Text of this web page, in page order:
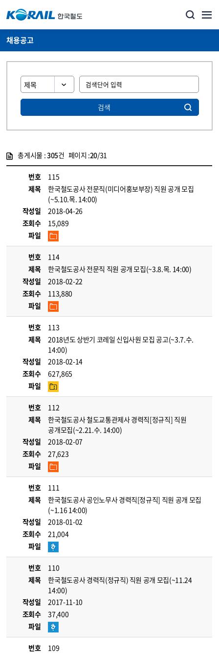
채용공고
검색
총게시물 :305건 페이지 :20/31
번호
115
제목
한국철도공사 전문직(미디어홍보부장) 직원 공개 모집
(~5.10.목. 14:00)
작성일
2018-04-26
조회수
15,089
파일
번호
114
제목
한국철도공사 전문직 직원 공개 모집(~3.8.목. 14:00)
작성일
2018-02-22
조회수
113,880
파일
번호
113
제목
2018년도 상반기 코레일 신입사원 모집 공고(~3.7.수.
14:00)
작성일
2018-02-14
조회수
627,865
파일
번호
112
제목
한국철도공사 철도교통관제사 경력직[정규직] 직원
공개모집(~2.21.수. 14:00)
작성일
2018-02-07
조회수
27,623
파일
번호
111
제목
한국철도공사 공인노무사 경력직[정규직] 직원 공개 모집
(~1.16 14:00)
작성일
2018-01-02
조회수
21,004
파일
번호
110
제목
한국철도공사 경력직(정규직) 직원 공개 모집(~11.24
14:00)
작성일
2017-11-10
조회수
37,400
파일
번호
109